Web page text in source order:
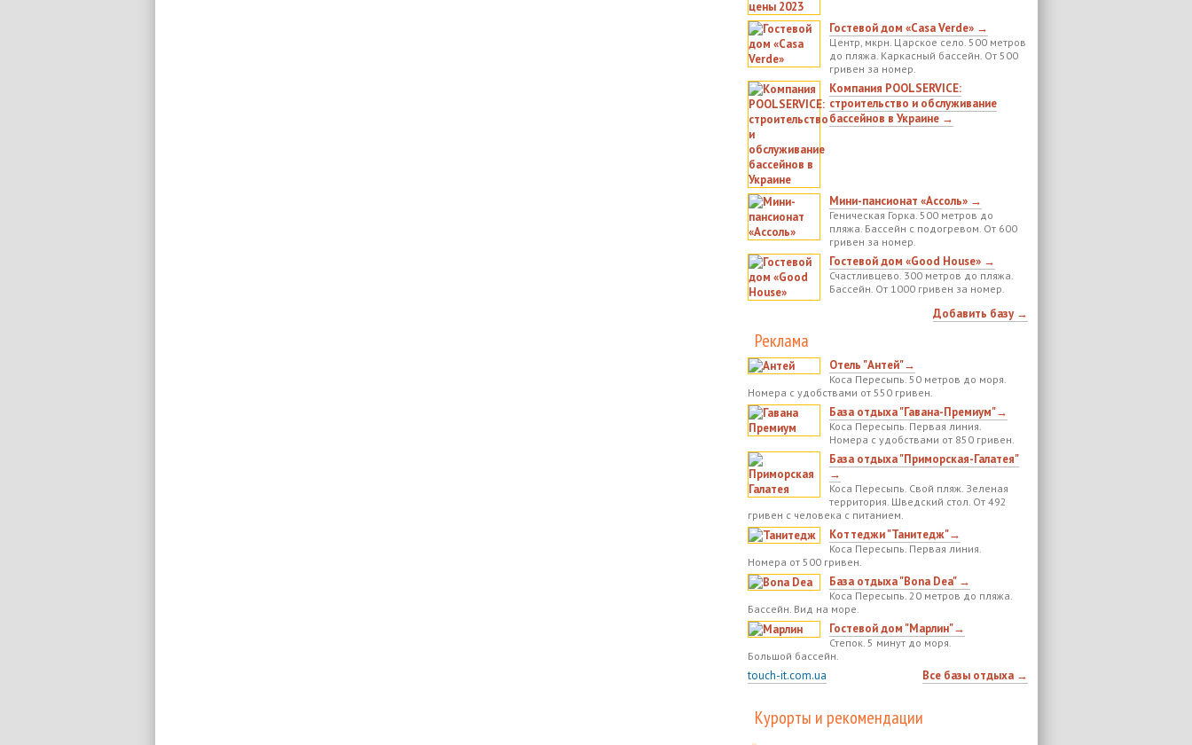
Гостевой дом «Casa Verde» →
Центр, мкрн. Царское село. 500 метров
до пляжа. Каркасный бассейн. От 500
гривен за номер.
Компания POOLSERVICE:
строительство и обслуживание
бассейнов в Украине →
Мини-пансионат «Ассоль» →
Геническая Горка. 500 метров до
пляжа. Бассейн с подогревом. От 600
гривен за номер.
Гостевой дом «Good House» →
Счастливцево. 300 метров до пляжа.
Бассейн. От 1000 гривен за номер.
Добавить базу →
Реклама
Отель "Антей"→
Коса Пересыпь. 50 метров до моря.
Номера с удобствами от 550 гривен.
База отдыха "Гавана-Премиум"→
Коса Пересыпь. Первая линия.
Номера с удобствами от 850 гривен.
База отдыха "Приморская-Галатея"
→
Коса Пересыпь. Свой пляж. Зеленая
территория. Шведский стол. От 492
гривен с человека с питанием.
Коттеджи "Танитедж"→
Коса Пересыпь. Первая линия.
Номера от 500 гривен.
База отдыха "Bona Dea" →
Коса Пересыпь. 20 метров до пляжа.
Бассейн. Вид на море.
Гостевой дом "Марлин"→
Степок. 5 минут до моря.
Большой бассейн.
Все базы отдыха →
touch-it.com.ua
Курорты и рекомендации